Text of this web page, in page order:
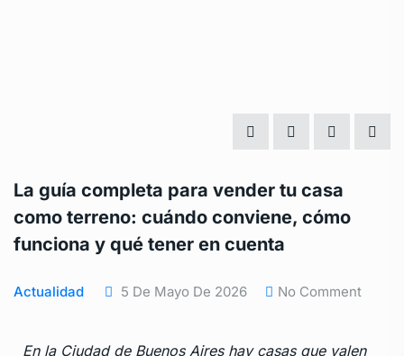
La guía completa para vender tu casa
como terreno: cuándo conviene, cómo
funciona y qué tener en cuenta
Actualidad 5 De Mayo De 2026 No Comment
En la Ciudad de Buenos Aires hay casas que valen